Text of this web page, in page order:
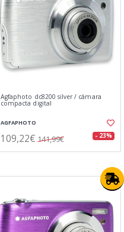
Agfaphoto dc8200 silver / cámara
compacta digital
AGFAPHOTO
109,22€ 141,99€ - 23%